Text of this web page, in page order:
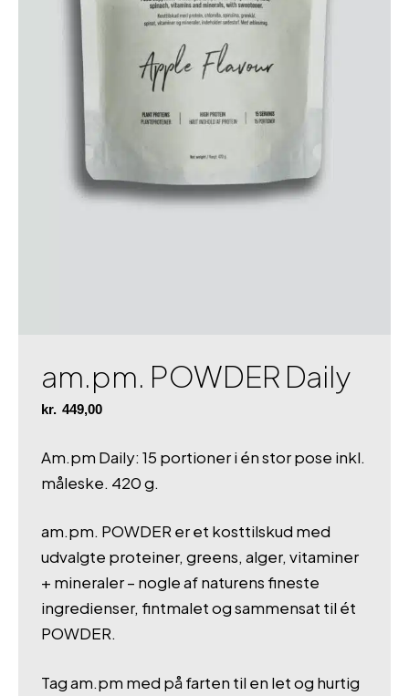
am.pm. POWDER Daily
kr. 449,00
Am.pm Daily: 15 portioner i én stor pose inkl.
måleske. 420 g.
am.pm. POWDER er et kosttilskud med
udvalgte proteiner, greens, alger, vitaminer
+ mineraler – nogle af naturens fineste
ingredienser, fintmalet og sammensat til ét
POWDER.
Tag am.pm med på farten til en let og hurtig